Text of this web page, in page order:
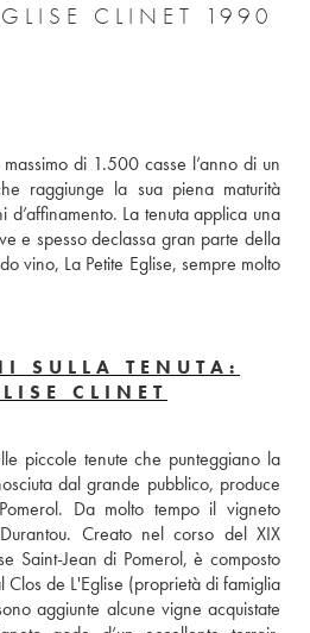
CLINET 1990
di 1.500 casse l’anno di un
raggiunge la sua piena maturità
La tenuta applica una
e spesso declassa gran parte della
vino, La Petite Eglise, sempre molto
SULLA TENUTA:
CLINET
piccole tenute che punteggiano la
dal grande pubblico, produce
Da molto tempo il vigneto
Creato nel corso del XIX
Saint-Jean di Pomerol, è composto
de L'Eglise (proprietà di famiglia
aggiunte alcune vigne acquistate